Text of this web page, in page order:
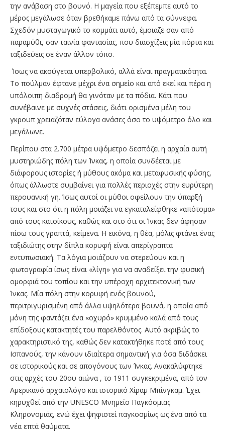
την ανάβαση στο βουνό. Η μαγεία που εξέπεμπε αυτό το
μέρος μεγάλωσε όταν βρεθήκαμε πάνω από τα σύννεφα.
Σχεδόν μυσταγωγικό το κομμάτι αυτό, έμοιαζε σαν από
παραμύθι, σαν ταινία φαντασίας, που διασχίζεις μία πόρτα και
ταξιδεύεις σε έναν άλλον τόπο.
Ίσως να ακούγεται υπερβολικό, αλλά είναι πραγματικότητα.
Το πούλμαν έφτανε μέχρι ένα σημείο και από εκεί και πέρα η
υπόλοιπη διαδρομή θα γινόταν με τα πόδια. Κάτι που
συνέβαινε με συχνές στάσεις, διότι ορισμένα μέλη του
γκρουπ χρειαζόταν εύλογα ανάσες όσο το υψόμετρο όλο και
μεγάλωνε.
Περίπου στα 2.700 μέτρα υψόμετρο δεσπόζει η αρχαία αυτή
μυστηριώδης πόλη των Ίνκας, η οποία συνδέεται με
διάφορους ιστορίες ή μύθους ακόμα και μεταφυσικής φύσης,
όπως άλλωστε συμβαίνει για πολλές περιοχές στην ευρύτερη
περουανική γη. Ίσως αυτοί οι μύθοι οφείλουν την ύπαρξή
τους και στο ότι η πόλη μοιάζει να εγκαταλείφθηκε «απότομα»
από τους κατοίκους, καθώς και στο ότι οι Ίνκας δεν άφησαν
πίσω τους γραπτά, κείμενα. Η εικόνα, η θέα, μόλις φτάνει ένας
ταξιδιώτης στην δίπλα κορυφή είναι απερίγραπτα
εντυπωσιακή. Τα λόγια μοιάζουν να στερεύουν και η
φωτογραφία ίσως είναι «λίγη» για να αναδείξει την φυσική
ομορφιά του τοπίου και την υπέροχη αρχιτεκτονική των
Ίνκας. Μία πόλη στην κορυφή ενός βουνού,
περιτριγυρισμένη από άλλα υψηλότερα βουνά, η οποία από
μόνη της φαντάζει ένα «οχυρό» κρυμμένο καλά από τους
επίδοξους κατακτητές του παρελθόντος. Αυτό ακριβώς το
χαρακτηριστικό της, καθώς δεν κατακτήθηκε ποτέ από τους
Ισπανούς, την κάνουν ιδιαίτερα σημαντική για όσα διδάσκει
σε ιστορικούς και σε απογόνους των Ίνκας. Ανακαλύφτηκε
στις αρχές του 20ου αιώνα , το 1911 συγκεκριμένα, από τον
Αμερικανό αρχαιολόγο και ιστορικό Χίραμ Μπίνγκαμ. Έχει
κηρυχθεί από την UNESCO Μνημείο Παγκόσμιας
Κληρονομιάς, ενώ έχει ψηφιστεί παγκοσμίως ως ένα από τα
νέα επτά θαύματα.